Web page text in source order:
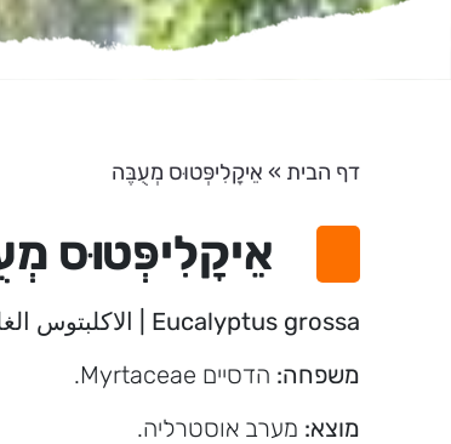
דף הבית » אֵיקָלִיפְּטוּס מְעֻבֶּה
אֵיקָלִיפְּטוּס
Eucalyptus grossa | الاكلبتوس الغليظ
משפחה: הדסיים Myrtaceae.
מוצא: מערב אוסטרליה.